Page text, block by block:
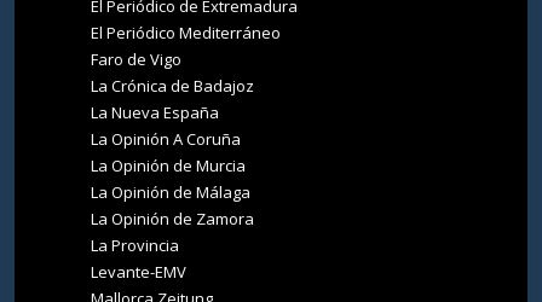
El Periódico de Extremadura
El Periódico Mediterráneo
Faro de Vigo
La Crónica de Badajoz
La Nueva España
La Opinión A Coruña
La Opinión de Murcia
La Opinión de Málaga
La Opinión de Zamora
La Provincia
Levante-EMV